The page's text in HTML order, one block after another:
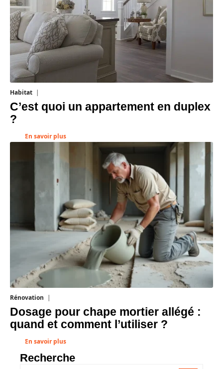
Habitat
C’est quoi un appartement en duplex
?
En savoir plus
Rénovation
Dosage pour chape mortier allégé :
quand et comment l’utiliser ?
En savoir plus
Recherche